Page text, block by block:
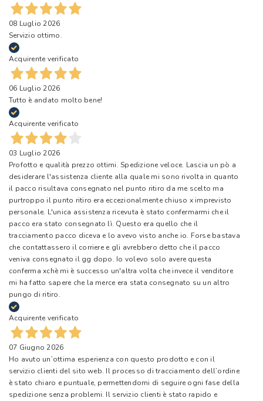
08 Luglio 2026
Servizio ottimo.
Acquirente verificato
06 Luglio 2026
Tutto è andato molto bene!
Acquirente verificato
03 Luglio 2026
Profotto e qualità prezzo ottimi. Spedizione veloce. Lascia un pò a
desiderare l'assistenza cliente alla quale mi sono rivolta in quanto
il pacco risultava consegnato nel punto ritiro da me scelto ma
purtroppo il punto ritiro era eccezionalmente chiuso x imprevisto
personale. L'unica assistenza ricevuta è stato confermarmi che il
pacco era stato consegnato lì. Questo era quello che il
tracciamento pacco diceva e lo avevo visto anche io. Forse bastava
che contattassero il corriere e gli avrebbero detto che il pacco
veniva consegnato il gg dopo. Io volevo solo avere questa
conferma xchè mi è successo un'altra volta che invece il venditore
mi ha fatto sapere che la merce era stata consegnato su un altro
pungo di ritiro.
Acquirente verificato
07 Giugno 2026
Ho avuto un’ottima esperienza con questo prodotto e con il
servizio clienti del sito web. Il processo di tracciamento dell’ordine
è stato chiaro e puntuale, permettendomi di seguire ogni fase della
spedizione senza problemi. Il servizio clienti è stato rapido e